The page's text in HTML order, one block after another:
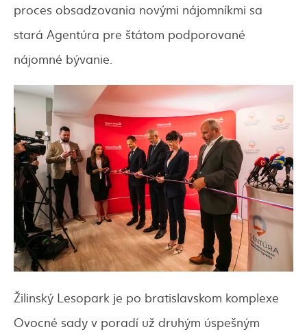
proces obsadzovania novými nájomníkmi sa
stará Agentúra pre štátom podporované
nájomné bývanie.
Žilinský Lesopark je po bratislavskom komplexe
Ovocné sady v poradí už druhým úspešným